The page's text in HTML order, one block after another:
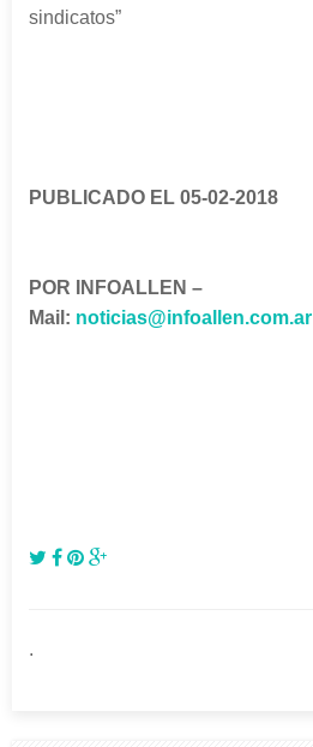
sindicatos”
PUBLICADO EL 05-02-2018
POR INFOALLEN –
Mail: noticias@infoallen.com.ar
.